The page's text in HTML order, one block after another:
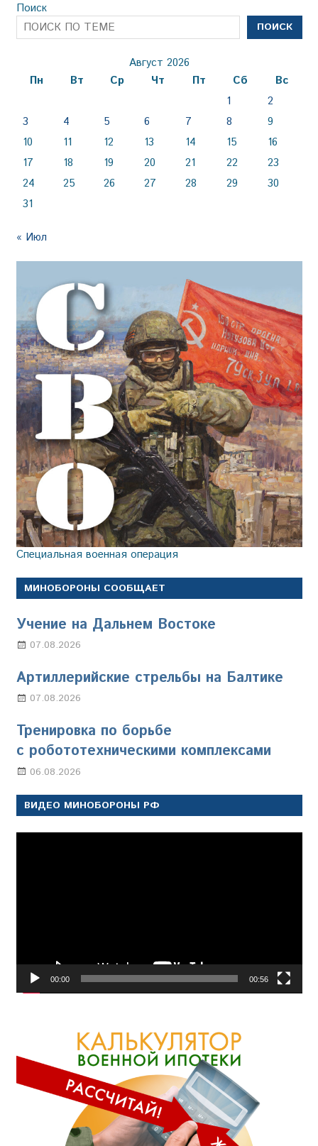
Поиск
ПОИСК
Август 2026
Пн
Вт Ср Чт Пт Сб
Вс
1
2
3
4 5 6 7 8
9
10
11 12 13 14 15
16
17
18 19 20 21 22
23
24
25 26 27 28 29
30
31
« Июл
Специальная военная операция
МИНОБОРОНЫ СООБЩАЕТ
Учение на Дальнем Востоке
07.08.2026
Артиллерийские стрельбы на Балтике
07.08.2026
Тренировка по борьбе
с робототехническими комплексами
06.08.2026
ВИДЕО МИНОБОРОНЫ РФ
00:00 00:56